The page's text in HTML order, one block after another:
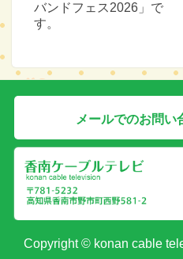
バンドフェス2026」で
す。
メールでのお問い
Copyright © konan cable